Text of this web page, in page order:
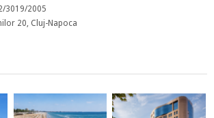
3019/2005
20, Cluj-Napoca